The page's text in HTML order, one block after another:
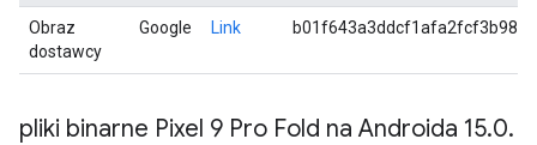
Obraz
dostawcy
Google Link
pliki binarne Pixel 9 Pro Fold na Androida 15.0.